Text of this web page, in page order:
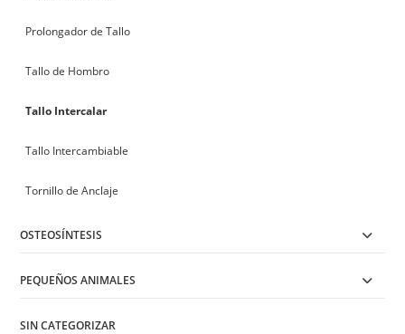
Prolongador de Tallo
Tallo de Hombro
Tallo Intercalar
Tallo Intercambiable
Tornillo de Anclaje
OSTEOSÍNTESIS
PEQUEÑOS ANIMALES
SIN CATEGORIZAR